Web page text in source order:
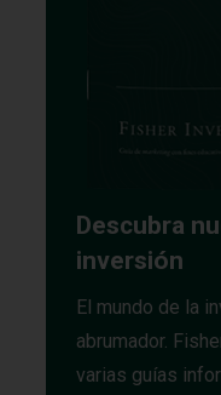
Descubra
inversión
El mundo de la
abrumador.
varias guías